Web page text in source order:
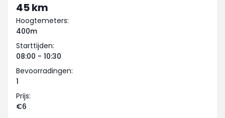
45 km
Hoogtemeters:
400m
Starttijden:
08:00 - 10:30
Bevoorradingen:
1
Prijs:
€6